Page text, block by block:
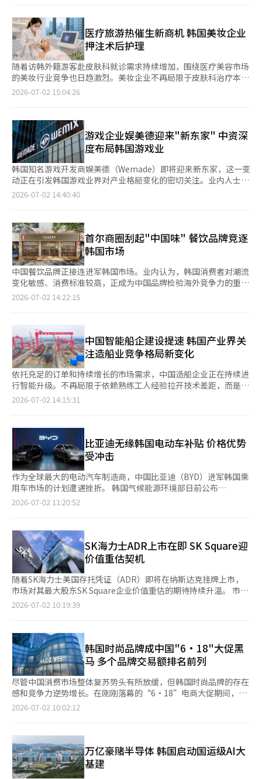
忠清南道牙山市举行“忠清地区尖端产业发展愿景国民报告会”，
发布上述投资计划。继上月29日在青瓦台公布全国投资规划、30
日发布西南地区产业投资计划后，忠清地区成为第二个公布具体投
资方案的重点区域
医疗旅游热催生新商机 韩国美妆企业
押注术后护理
随着访韩外籍游客赴皮肤科就诊需求持续增加，围绕医疗美容市场
的美妆行业竞争也日趋激烈。美妆企业不再局限于皮肤科治疗本
身，而是将业务拓展至术后护理、专业医疗设备等领域，积极寻找
同比增长46.3%，创下历史新高。同期，访韩外籍游客达191万人
次，同比增长19.4%。业内认为，在韩元走弱、中国游客增加等因
素带动下，下半年韩国医疗旅游需求有望保持增长。 随着皮肤美
容治疗逐渐日常化，市场关注点也从&ldqu
2026-07-02 15:04:26
游戏企业娱美德迎来"新东家" 中资深
度布局韩国游戏业
韩国知名游戏开发商娱美德（Wemade）即将迎来新东家，这一变
动正在引发韩国游戏业界对产业格局变化的密切关注。业内人士指
出，在中国游戏企业已成为多家韩国大型游戏公司第二、第三大股
国资本收购的担忧。 据娱美德日前消息，公司创始人兼董事会主
席朴宽镐（音）已与投资平台NeoPulse签署股份买卖协议
（SPA），出售其持有的39.33%股份，交易金额约为9200亿韩元
（约合人民币40.2亿元）。交易预计于10月30日完成
2026-07-02 14:40:40
首尔商圈刮起"中国味" 餐饮品牌竞逐
韩国市场
中国餐饮品牌正接连进军韩国市场。业内认为，韩国消费者对潮流
变化敏感、消费标准较高，正成为中国品牌检验海外竞争力的重
要“试验场”。从麻辣烫、火锅起步的中国美食热潮，如今已延伸
明洞开设首店以来持续扩张，韩国法人去年销售额达1177亿韩元
（约合人民币5亿元），较2020年的140亿韩元增长约8倍；营业利
润达202亿韩元，同比增长83.6%。 麻辣烫品牌汤火功夫目前在韩
国全国运营约560家门店，龙哥旋
2026-07-02 14:22:15
中国智能船企建设提速 韩国产业界关
注造船业竞争格局新变化
依托充足的订单和持续增长的市场需求，中国造船企业正在持续进
行智能升级。不再局限于依赖熟练工人经验拉开技术差距，而是加
速驶入人工智能（AI）竞争赛道，令韩国造船企业背负更大压力。
民币的融资，将用于投资绿色智能高端船舶制造一体化项目，推进
智能船厂建设、智能船舶及无人船产品研发等智能制造升级项目
等。 2023年12月，中国工业和信息化部、国家发展改革委等五部
门联合印发《船舶制造
2026-07-02 14:15:31
比亚迪无缘韩国电动车补贴 价格优势
受冲击
作为全球最大的电动汽车制造商，中国比亚迪（BYD）进军韩国乘
用车市场的计划遭遇挫折。 韩国气候能源环境部日前公布
的“2026年下半年电动汽车推广项目执行者遴选评估”结果显
斯-奔驰、宝马等27家整车制造及进口企业顺利通过评估。业内认
为，补贴资格被取消将削弱比亚迪在韩国市场的价格竞争力，并对
下半年韩国进口电动车市场竞争格局产生影响。 今年韩国政府首
次实施“电动汽车推广项目执
2026-07-02 11:20:52
SK海力士ADR上市在即 SK Square迎
价值重估契机
随着SK海力士美国存托凭证（ADR）即将在纳斯达克挂牌上市，
市场对其最大股东SK Square企业价值重估的期待持续升温。 市场
普遍认为，美国上市有望提升全球投资者参与度，并缓解“韩国折
出，ADR上市并不意味着企业价值必然上涨，未来仍需业绩增长和
股东回报政策等基本面因素支撑。 据金融监督院电子公示系统2日
消息，SK海力士将于本月10日在美国纳斯达克挂牌上市ADR，发
行规模约45.5万亿韩元（约合人民币1
2026-07-02 10:19:39
韩国时尚品牌成中国"6·18"大促黑
马 多个品牌交易额排名前列
尽管中国消费市场整体复苏势头有所放缓，但韩国时尚品牌的存在
感和竞争力逆势增长。在刚刚落幕的“6·18”电商大促期间，韩
国品牌在户外运动、体育用品、眼镜等多个类别中跻身交易额排行
长4%，增速较去年的15.2%大幅放缓。 但韩国品牌仍取得不俗成
绩。韩国可隆FnC旗下户外品牌可隆（KOLON SPORT）在天猫公
开的交易额排行榜中登上户外品牌冠军宝座，较去年的第5位
2026-07-02 10:02:12
万亿豪赌半导体 韩国启动国运级AI大
基建